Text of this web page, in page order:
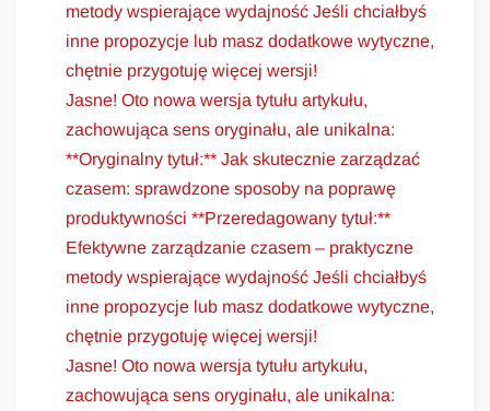
metody wspierające wydajność Jeśli chciałbyś
inne propozycje lub masz dodatkowe wytyczne,
chętnie przygotuję więcej wersji!
Jasne! Oto nowa wersja tytułu artykułu,
zachowująca sens oryginału, ale unikalna:
**Oryginalny tytuł:** Jak skutecznie zarządzać
czasem: sprawdzone sposoby na poprawę
produktywności **Przeredagowany tytuł:**
Efektywne zarządzanie czasem – praktyczne
metody wspierające wydajność Jeśli chciałbyś
inne propozycje lub masz dodatkowe wytyczne,
chętnie przygotuję więcej wersji!
Jasne! Oto nowa wersja tytułu artykułu,
zachowująca sens oryginału, ale unikalna: